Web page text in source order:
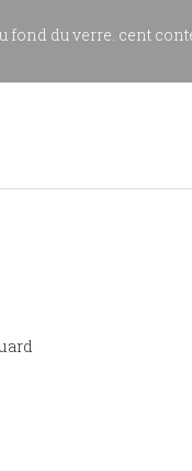
fond du verre. cent